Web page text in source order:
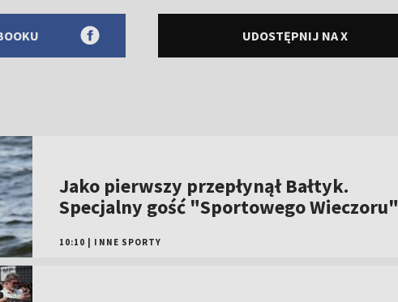
UDOSTĘPNIJ NA X
Jako pierwszy przepłynął Bałtyk.
Specjalny gość "Sportowego Wieczoru"
10:10 INNE SPORTY